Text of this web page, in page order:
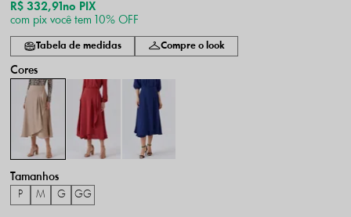
R$ 332,91 no PIX
com pix você tem 10% OFF
Tabela de medidas Compre o look
P M G GG